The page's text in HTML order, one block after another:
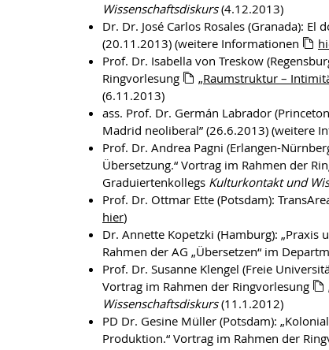
Wissenschaftsdiskurs(4.12.2013)
Dr. Dr. José Carlos Rosales (Granada):
(20.11.2013) (weitere Informationen
Prof. Dr. Isabella von Treskow
Ringvorlesung
„Raumstruktur –
(6.11.2013)
ass. Prof. Dr. Germán Labrador
Madrid neoliberal” (26.6.2013) (weitere
Prof. Dr. Andrea Pagni (Erlangen-
Übersetzung.“ Vortrag im Rahmen der
Graduiertenkollegs Kulturkontakt und
Prof. Dr. Ottmar Ette (Potsdam):
hier)
Dr. Annette Kopetzki (Hamburg): „Praxis
Rahmen der AG „Übersetzen“ im
Prof. Dr. Susanne Klengel (Freie
Vortrag im Rahmen der Ringvorlesung
Wissenschaftsdiskurs(11.1.2012)
PD Dr. Gesine Müller (Potsdam):
Produktion.“ Vortrag im Rahmen der